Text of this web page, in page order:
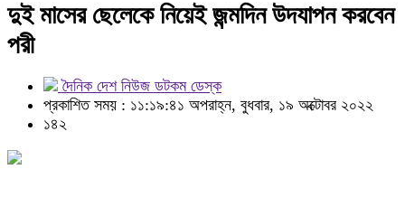
দুই মাসের ছেলেকে নিয়েই জন্মদিন উদযাপন করবেন
পরী
দৈনিক দেশ নিউজ ডটকম ডেস্ক
প্রকাশিত সময় : ১১:১৯:৪১ অপরাহ্ন, বুধবার, ১৯ অক্টোবর ২০২২
১৪২